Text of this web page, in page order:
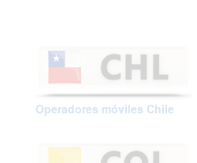
Operadores móviles Chile